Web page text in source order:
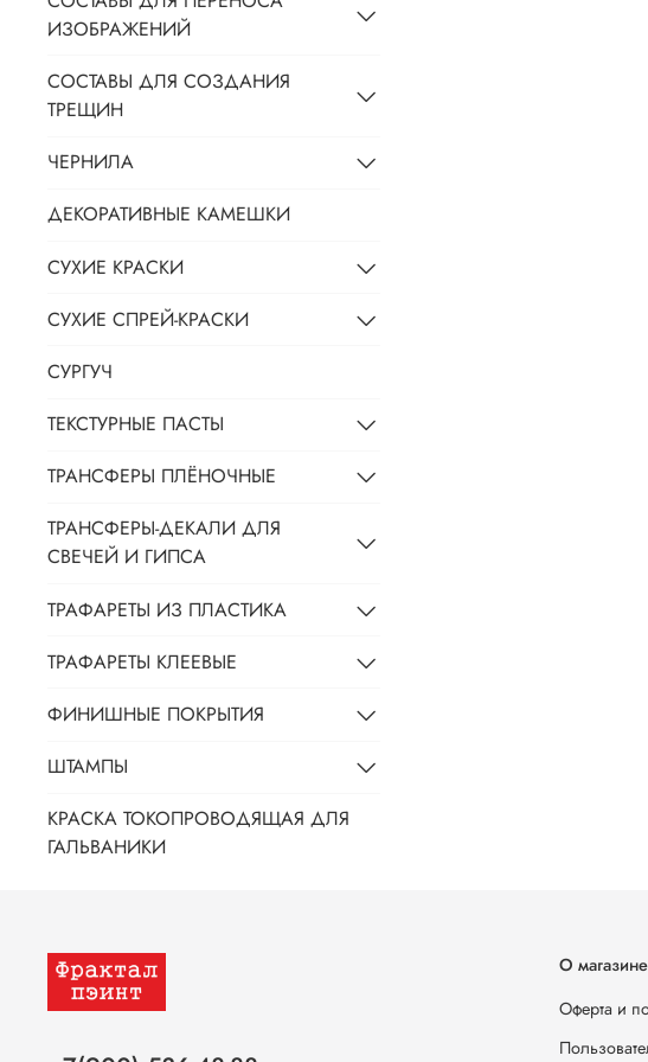
ИЗОБРАЖЕНИЙ
СОСТАВЫ ДЛЯ СОЗДАНИЯ
ТРЕЩИН
ЧЕРНИЛА
ДЕКОРАТИВНЫЕ КАМЕШКИ
СУХИЕ КРАСКИ
СУХИЕ СПРЕЙ-КРАСКИ
СУРГУЧ
ТЕКСТУРНЫЕ ПАСТЫ
ТРАНСФЕРЫ ПЛЁНОЧНЫЕ
ТРАНСФЕРЫ-ДЕКАЛИ ДЛЯ
СВЕЧЕЙ И ГИПСА
ТРАФАРЕТЫ ИЗ ПЛАСТИКА
ТРАФАРЕТЫ КЛЕЕВЫЕ
ФИНИШНЫЕ ПОКРЫТИЯ
ШТАМПЫ
КРАСКА ТОКОПРОВОДЯЩАЯ ДЛЯ
ГАЛЬВАНИКИ
О магазине
Оферта и